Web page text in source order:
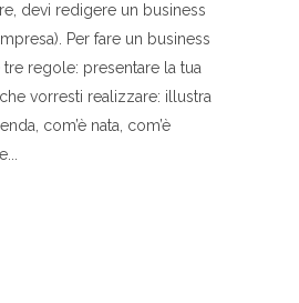
devi redigere un business
Per fare un business
regole: presentare la tua
vorresti realizzare: illustra
com’è nata, com’è